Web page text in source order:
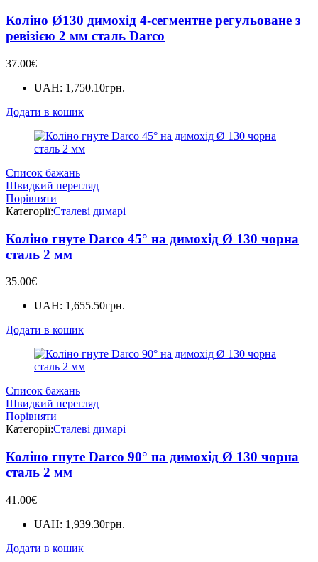
Коліно Ø130 димохід 4-сегментне регульоване з
ревізією 2 мм сталь Darco
37.00€
UAH: 1,750.10грн.
Додати в кошик
Список бажань
Швидкий перегляд
Порівняти
Категорії:Сталеві димарі
Коліно гнуте Darco 45° на димохід Ø 130 чорна
сталь 2 мм
35.00€
UAH: 1,655.50грн.
Додати в кошик
Список бажань
Швидкий перегляд
Порівняти
Категорії:Сталеві димарі
Коліно гнуте Darco 90° на димохід Ø 130 чорна
сталь 2 мм
41.00€
UAH: 1,939.30грн.
Додати в кошик